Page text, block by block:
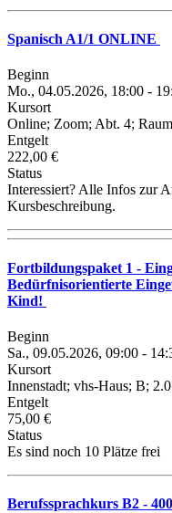
Spanisch A1/1 ONLINE
Beginn
Mo., 04.05.2026, 18:00 -
Kursort
Online; Zoom; Abt. 4;
Entgelt
222,00 €
Status
Interessiert? Alle Infos zur
Kursbeschreibung.
Fortbildungspaket 1 -
Bedürfnisorientierte
Kind!
Beginn
Sa., 09.05.2026, 09:00 -
Kursort
Innenstadt; vhs-Haus; B;
Entgelt
75,00 €
Status
Es sind noch 10 Plätze frei
Berufssprachkurs B2 -